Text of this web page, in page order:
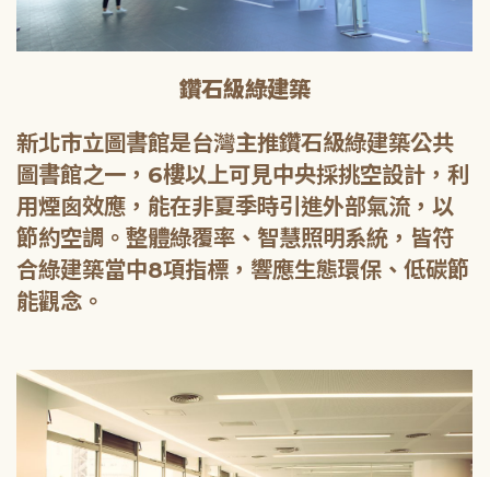
鑽石級綠建築
新北市立圖書館是台灣主推鑽石級綠建築公共
圖書館之一，6樓以上可見中央採挑空設計，利
用煙囪效應，能在非夏季時引進外部氣流，以
節約空調。整體綠覆率、智慧照明系統，皆符
合綠建築當中8項指標，響應生態環保、低碳節
能觀念。